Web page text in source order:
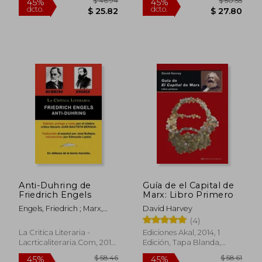
45%
dcto.
45%
dcto.
Anti-Duhring de
Friedrich Engels
Engels, Friedrich ; Marx,
Bautista
La Critica Literaria -
Lacrticaliteraria.com, 2012,
Tapa Blanda, Nuevo
Guía de el Capital de
Marx: Libro Primero
David Harvey
(4)
Ediciones Akal, 2014, 1
Edición, Tapa Blanda,
Nuevo